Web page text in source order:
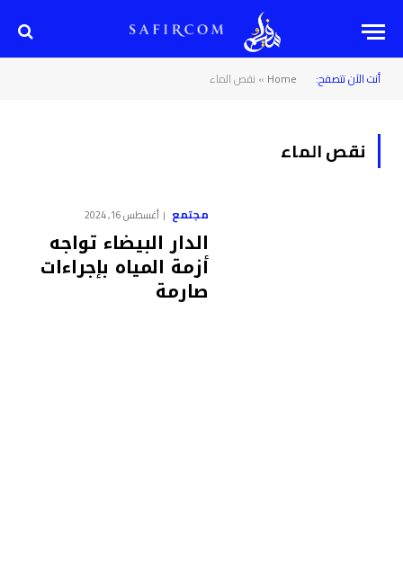
أنت الآن تتصفح: Home
» نقص الماء
نقص الماء
مجتمع أغسطس 16, 2024
الدار البيضاء تواجه
أزمة المياه بإجراءات
صارمة